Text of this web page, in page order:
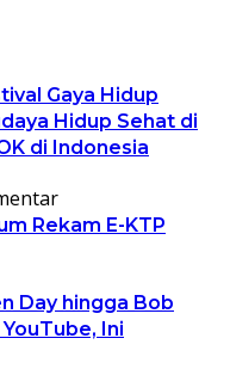
Gaya Hidup
Hidup Sehat di
di Indonesia
Rekam E-KTP
Day hingga Bob
Ini